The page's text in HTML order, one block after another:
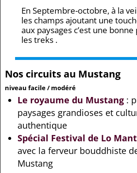
En Septembre-octobre, à la
les champs ajoutant une
aux paysages c’est une
les treks .
Nos circuits au Mustang
niveau facile / modéré
Le royaume du Mustang :
paysages grandioses et
authentique
Spécial Festival de Lo
avec la ferveur bouddhiste
Mustang